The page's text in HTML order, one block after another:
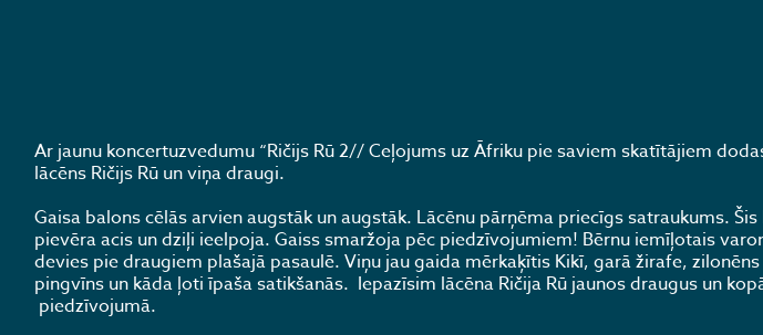
Ar jaunu koncertuzvedumu “Ričijs Rū 2// Ceļojums uz Āfriku pie saviem skatītājiem
lācēns Ričijs Rū un viņa draugi.
Gaisa balons cēlās arvien augstāk un augstāk. Lācēnu pārņēma priecīgs satraukums.
pievēra acis un dziļi ieelpoja. Gaiss smaržoja pēc piedzīvojumiem! Bērnu iemīļotais
devies pie draugiem plašajā pasaulē. Viņu jau gaida mērkaķītis Kikī, garā žirafe,
pingvīns un kāda ļoti īpaša satikšanās. Iepazīsim lācēna Ričija Rū jaunos draugus un
piedzīvojumā.